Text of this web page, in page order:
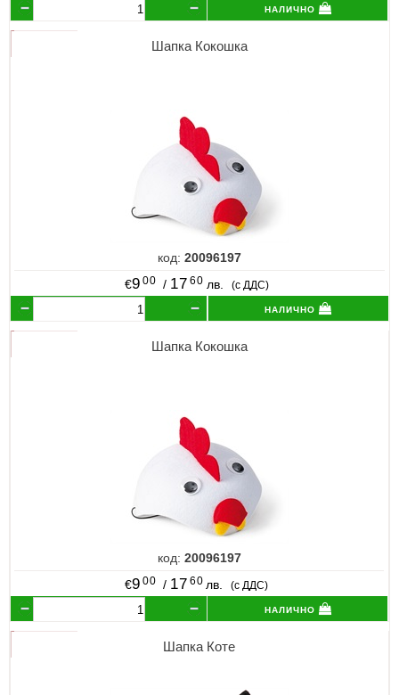
налично
Шапка Кокошка
код: 20096197
€9 00 / 17 60 лв. (с ДДС)
налично
Шапка Кокошка
код: 20096197
€9 00 / 17 60 лв. (с ДДС)
налично
Шапка Коте